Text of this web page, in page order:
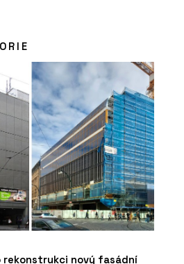
rekonstrukci nový fasádní